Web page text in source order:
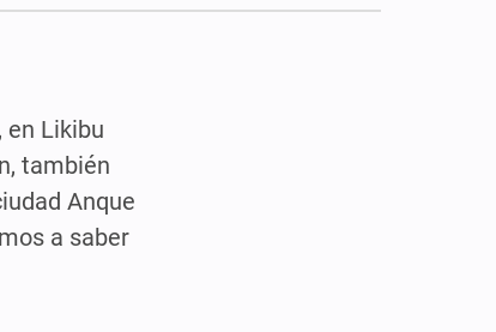
en Likibu
también
Anque
a saber